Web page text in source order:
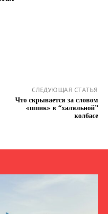
СЛЕДУЮЩАЯ СТАТЬЯ
Что скрывается за словом
«шпик» в “халяльной”
колбасе